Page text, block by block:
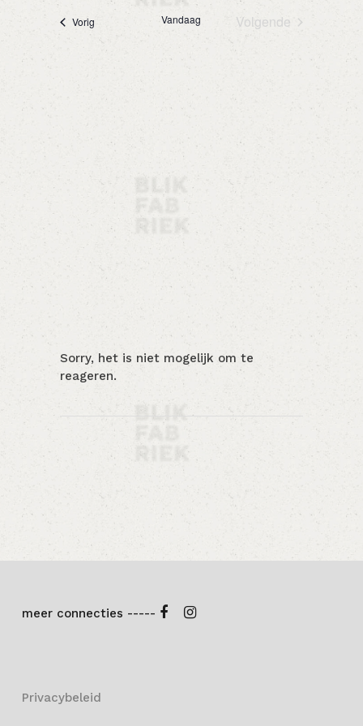
navigatie
Vorig Vandaag
Volgende
Sorry, het is niet mogelijk om te
reageren.
meer connecties -----
Privacybeleid